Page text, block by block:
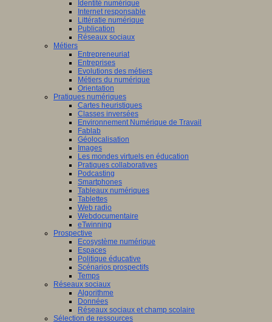
Identité numérique
Internet responsable
Littératie numérique
Publication
Réseaux sociaux
Métiers
Entrepreneuriat
Entreprises
Evolutions des métiers
Métiers du numérique
Orientation
Pratiques numériques
Cartes heuristiques
Classes inversées
Environnement Numérique de Travail
Fablab
Géolocalisation
Images
Les mondes virtuels en éducation
Pratiques collaboratives
Podcasting
Smartphones
Tableaux numériques
Tablettes
Web radio
Webdocumentaire
eTwinning
Prospective
Ecosystème numérique
Espaces
Politique éducative
Scénarios prospectifs
Temps
Réseaux sociaux
Algorithme
Données
Réseaux sociaux et champ scolaire
Sélection de ressources